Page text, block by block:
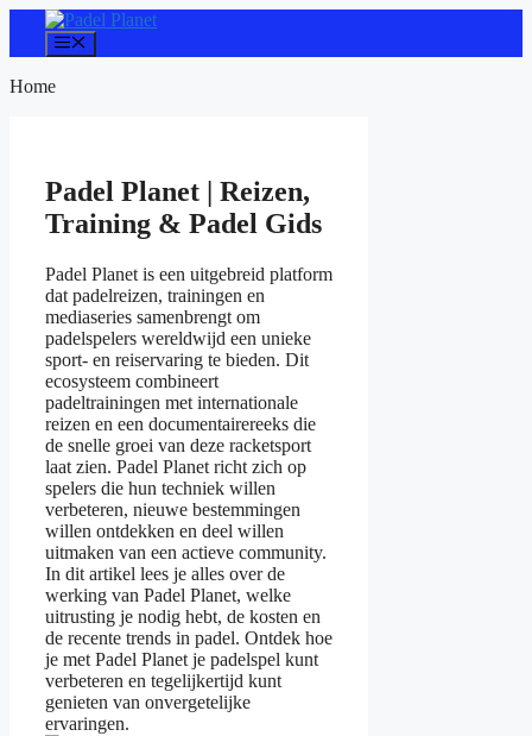
de
inhoud
Menu
Home
Padel Planet | Reizen,
Training & Padel Gids
Padel Planet is een uitgebreid platform
dat padelreizen, trainingen en
mediaseries samenbrengt om
padelspelers wereldwijd een unieke
sport- en reiservaring te bieden. Dit
ecosysteem combineert
padeltrainingen met internationale
reizen en een documentairereeks die
de snelle groei van deze racketsport
laat zien. Padel Planet richt zich op
spelers die hun techniek willen
verbeteren, nieuwe bestemmingen
willen ontdekken en deel willen
uitmaken van een actieve community.
In dit artikel lees je alles over de
werking van Padel Planet, welke
uitrusting je nodig hebt, de kosten en
de recente trends in padel. Ontdek hoe
je met Padel Planet je padelspel kunt
verbeteren en tegelijkertijd kunt
genieten van onvergetelijke
ervaringen.